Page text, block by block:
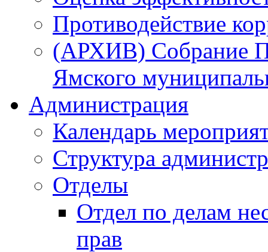
Противодействие
(АРХИВ) Собрание
Ямского
Администрация
Календарь
Структура
Отделы
Отдел по делам
прав